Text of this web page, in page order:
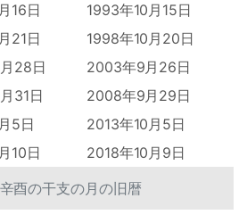
酉の干支の月の旧暦
16日
1993年10月15日
21日
1998年10月20日
28日
2003年9月26日
31日
2008年9月29日
5日
2013年10月5日
10日 2018年10月9日